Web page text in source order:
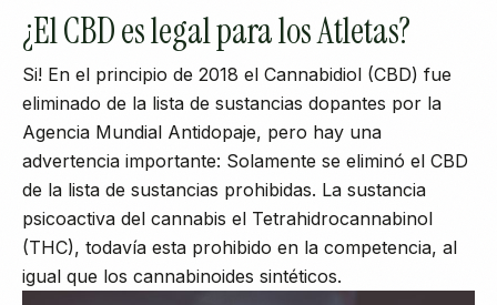
¿El CBD es legal para los Atletas?
Si! En el principio de 2018 el Cannabidiol (CBD) fue
eliminado de la lista de sustancias dopantes por la
Agencia Mundial Antidopaje, pero hay una
advertencia importante: Solamente se eliminó el CBD
de la lista de sustancias prohibidas. La sustancia
psicoactiva del cannabis el Tetrahidrocannabinol
(THC), todavía esta prohibido en la competencia, al
igual que los cannabinoides sintéticos.